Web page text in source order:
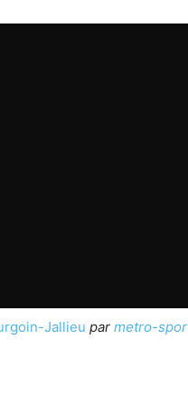
Jallieu par metro-